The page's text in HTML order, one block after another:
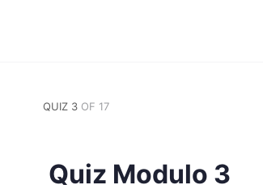
QUIZ 3 OF 17
Quiz Modulo 3